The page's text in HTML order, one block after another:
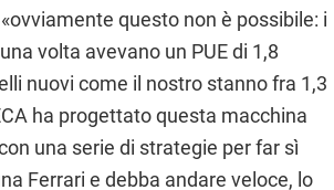
questo non è possibile: i
volta avevano un PUE di 1,8
nuovi come il nostro stanno fra 1,3
ha progettato questa macchina
una serie di strategie per far sì
Ferrari e debba andare veloce, lo